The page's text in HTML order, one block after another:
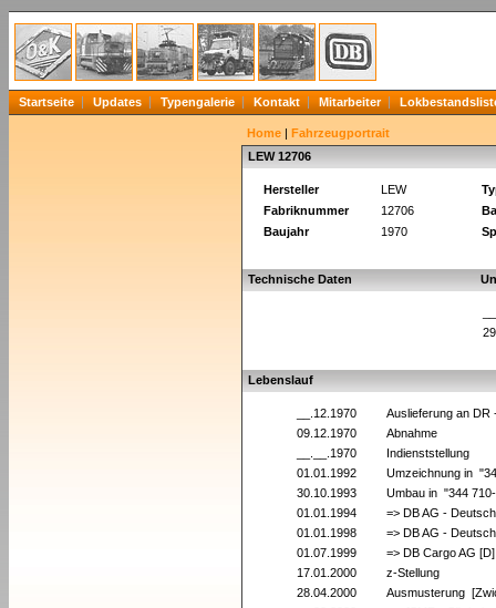
Startseite Updates Typengalerie Kontakt Mitarbeiter
Home | Fahrzeugportrait
LEW 12706
Hersteller LEW
Fabriknummer
12706
Baujahr
1970
Technische Daten
Lebenslauf
__.12.1970
Auslieferung an
09.12.1970
Abnahme
__.__.1970
Indienststellung
01.01.1992
Umzeichnung in
30.10.1993
Umbau in "344
01.01.1994
=> DB AG -
01.01.1998
=> DB AG -
01.07.1999
=> DB Cargo AG
17.01.2000
z-Stellung
28.04.2000
Ausmusterung